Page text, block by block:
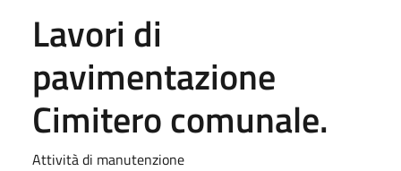
Lavori di
pavimentazione
Cimitero comunale.
Attività di manutenzione